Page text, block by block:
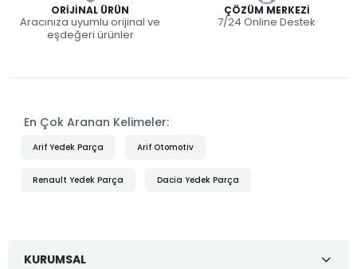
ORIJINAL ÜRÜN
Aracınıza uyumlu orijinal ve
eşdeğeri ürünler
ÇÖZÜM MERKEZI
7/24 Online Destek
En Çok Aranan Kelimeler:
Arif Yedek Parça Arif Otomotiv
Renault Yedek Parça Dacia Yedek Parça
KURUMSAL